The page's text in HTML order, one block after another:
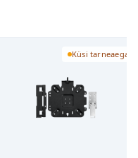
Küsi tarneaega